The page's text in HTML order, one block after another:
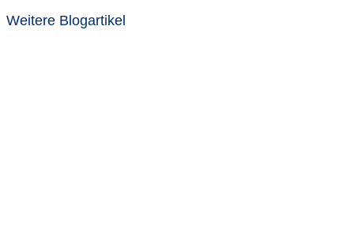
Weitere Blogartikel